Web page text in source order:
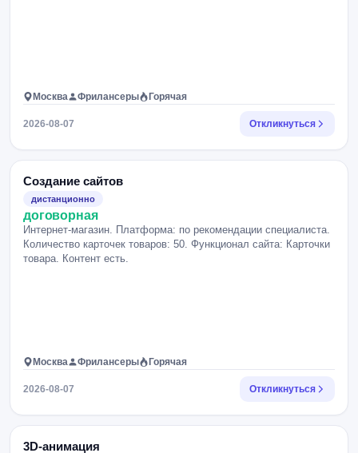
Москва Фрилансеры Горячая
2026-08-07 Откликнуться
Создание сайтов
дистанционно
договорная
Интернет-магазин. Платформа: по рекомендации специалиста.
Количество карточек товаров: 50. Функционал сайта: Карточки
товара. Контент есть.
Москва Фрилансеры Горячая
2026-08-07 Откликнуться
3D-анимация